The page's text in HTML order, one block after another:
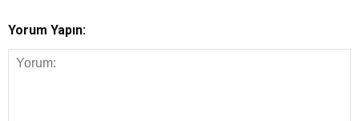
Yorum Yapın: